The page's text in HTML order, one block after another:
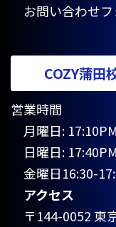
お問い合わせフ
COZY蒲田
営業時間
月曜日:
日曜日:
金曜日16:30-
アクセス
〒144-0052 東